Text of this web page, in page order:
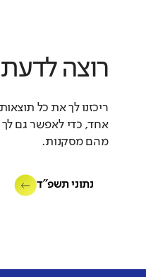
רוצה
ריכזנו לך את כל
אחד, כדי לאפשר גם לך
מהם מסקנות.
נתוני תשפ"ד